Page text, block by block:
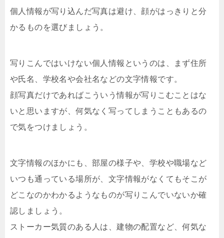
個人情報が写り込んだ写真は避け、顔がはっきりと分
かるものを選びましょう。
写りこんではいけない個人情報というのは、まず住所
や氏名、学校名や会社名などの文字情報です。
顔写真だけであればこういう情報が写りこむことはな
いと思いますが、何気なく写ってしまうこともあるの
で気をつけましょう。
文字情報のほかにも、部屋の様子や、学校や職場など
いつも通っている場所が、文字情報がなくてもそこが
どこなのかわかるようなものが写りこんでいないか確
認しましょう。
ストーカー気質のある人は、建物の配置など、何気な